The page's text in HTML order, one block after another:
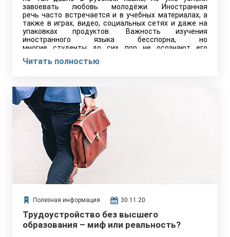
завоевать любовь молодёжи. Иностранная
речь часто встречается и в учебных материалах, а
также в играх, видео, социальных сетях и даже на
упаковках продуктов. Важность изучения
иностранного языка бесспорна, но
многие студенты до сих пор не осознают его
язык студенту?
Читать полностью
Полезная информация 30.11.20
Трудоустройство без высшего
образования – миф или реальность?